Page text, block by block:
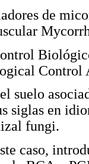
de
Control
suelo
siglas en
fungi.
caso,